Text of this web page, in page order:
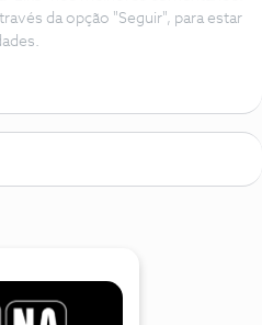
da opção "Seguir", para estar